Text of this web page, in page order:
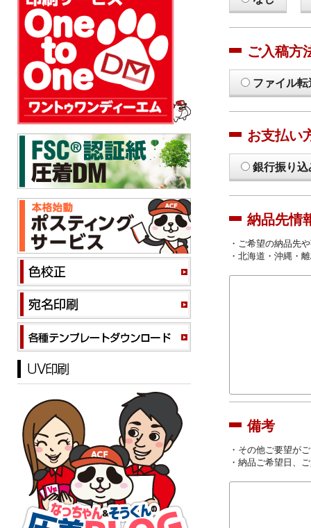
ご入稿方
ファイル
お支払い
銀行振り込
納品先情
・ご希望の納品先
・北海道・沖縄・
備考
・その他ご要望が
・納品ご希望日、